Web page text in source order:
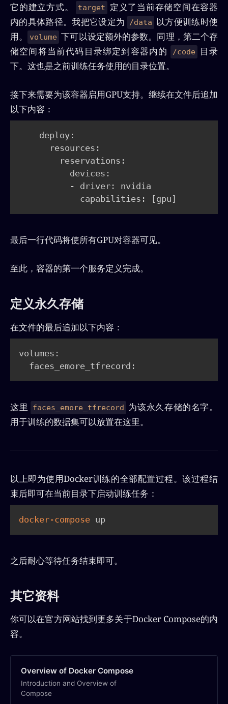
它的建立方式。
target
定义了当前存储空间在容器
内的具体路径。我把它设定为
/data 以方便训练时使
用。
volume 下可以设定额外的参数。同理，第二个存
储空间将当前代码目录绑定到容器内的
/code
目录
下。这也是之前训练任务使用的目录位置。
接下来需要为该容器启用GPU支持。继续在文件后追加
以下内容：
    deploy:
      resources:
        reservations:
          devices:
          - driver: nvidia
            capabilities:
[gpu ]
最后一行代码将使所有GPU对容器可见。
至此，容器的第一个服务定义完成。
定义永久存储
在文件的最后追加以下内容：
volumes:
  faces_emore_tfrecord:
这里 faces_emore_tfrecord 为该永久存储的名字。
用于训练的数据集可以放置在这里。
以上即为使用Docker训练的全部配置过程。该过程结
束后即可在当前目录下启动训练任务：
docker-compose up
之后耐心等待任务结束即可。
其它资料
你可以在官方网站找到更多关于Docker Compose的内
容。
Overview of Docker Compose
Introduction and Overview of
Compose